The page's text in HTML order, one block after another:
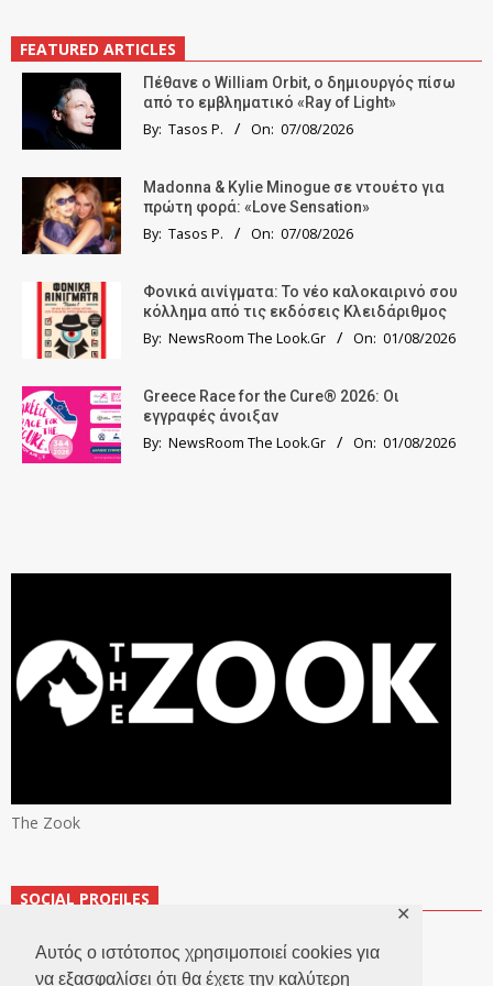
Αυτός ο ιστότοπος χρησιμοποιεί cookies για
να εξασφαλίσει ότι θα έχετε την καλύτερη
✕
FEATURED ARTICLES
Πέθανε ο William Orbit, ο δημιουργός πίσω
από το εμβληματικό «Ray of Light»
By: Tasos P. On: 07/08/2026
Madonna & Kylie Minogue σε ντουέτο για
πρώτη φορά: «Love Sensation»
By: Tasos P. On: 07/08/2026
Φονικά αινίγματα: Το νέο καλοκαιρινό σου
κόλλημα από τις εκδόσεις Κλειδάριθμος
By: NewsRoom The Look.Gr On: 01/08/2026
Greece Race for the Cure® 2026: Οι
εγγραφές άνοιξαν
By: NewsRoom The Look.Gr On: 01/08/2026
The Zook
SOCIAL PROFILES